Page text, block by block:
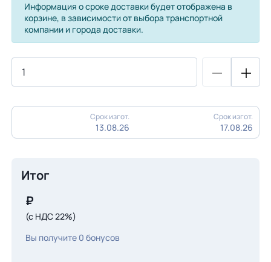
Информация о сроке доставки будет отображена в
корзине, в зависимости от выбора транспортной
компании и города доставки.
Срок изгот.
13.08.26
Срок изгот.
17.08.26
Итог
₽
(с НДС 22%)
Вы получите 0 бонусов